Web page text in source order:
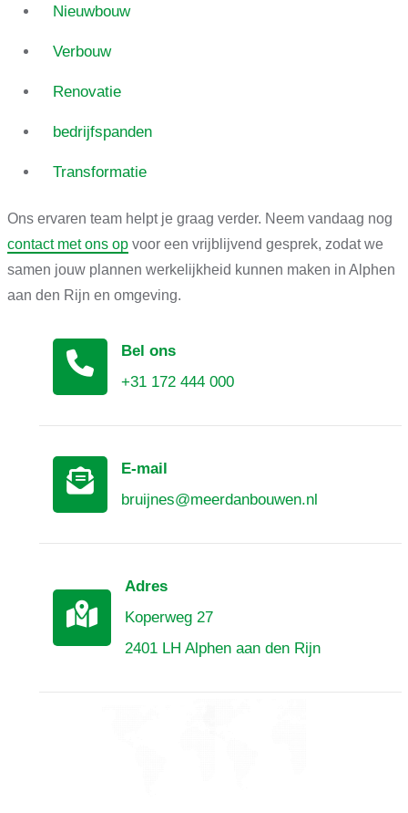
Nieuwbouw
Verbouw
Renovatie
bedrijfspanden
Transformatie
Ons ervaren team helpt je graag verder. Neem vandaag nog
contact met ons opvoor een vrijblijvend gesprek, zodat we
samen jouw plannen werkelijkheid kunnen maken in Alphen
aan den Rijn en omgeving.
Bel ons
+31 172 444 000
E-mail
bruijnes@meerdanbouwen.nl
Adres
Koperweg 27
2401 LH Alphen aan den Rijn